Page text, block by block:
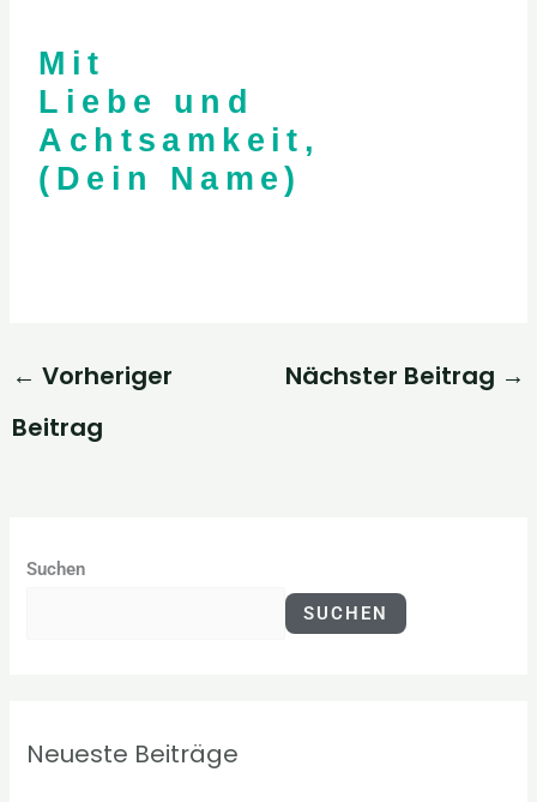
Mit
Liebe und
Achtsamkeit,
(Dein Name)
← Vorheriger
Beitrag
Nächster Beitrag →
Suchen
SUCHEN
Neueste Beiträge